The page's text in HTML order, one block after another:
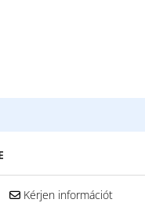
Kérjen információt